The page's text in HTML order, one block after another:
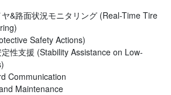
&路面状況モニタリング (Real-Time Tire
Safety Actions)
性支援 (Stability Assistance on Low-
Communication
Maintenance